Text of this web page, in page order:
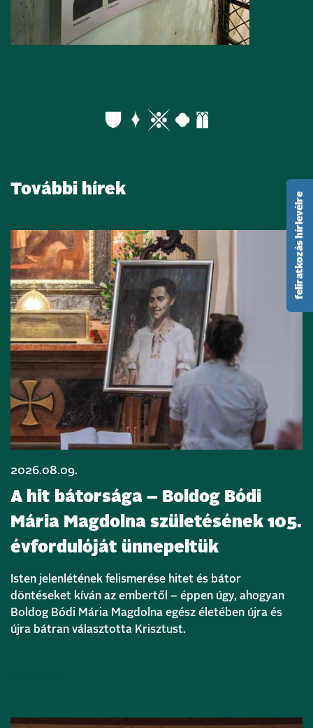
További hírek
2026.08.09.
A hit bátorsága – Boldog Bódi
Mária Magdolna születésének 105.
évfordulóját ünnepeltük
Isten jelenlétének felismerése hitet és bátor
döntéseket kíván az embertől – éppen úgy, ahogyan
Boldog Bódi Mária Magdolna egész életében újra és
újra bátran választotta Krisztust.
feliratkozás hírlevélre